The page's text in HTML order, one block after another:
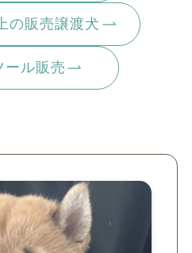
の販売譲渡犬
ール販売